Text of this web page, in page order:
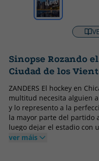
Sinopse Rozando
Ciudad de los
ZANDERS El hockey en
multitud necesita alguien
y lo represento a la
la mayor parte del partido
luego dejar el estadio con
eso es lo que quiero que
ver máis